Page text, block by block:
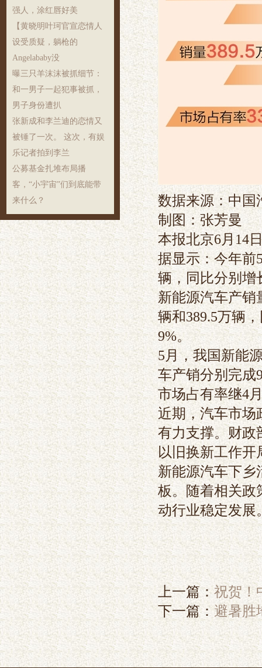
强人，涂红唇好美
【黄晓明叶珂官宣恋情人
设受质疑，躺枪的
Angelababy没
曝三只羊沫沫被抓细节：
和一男子一起犯事被抓，
男子身份遭扒
张新成和李兰迪的恋情又
被锤了一次。 这次，有娱
乐记者拍到李兰
公募基金扎堆布局播
客，“小宇宙”们到底能带
来什么？
数据来源：中国
制图：张芳曼
本报北京6月14
据显示：今年前
辆，同比分别增
新能源汽车产销
辆和389.5万辆
9%。
5月，我国新能
车产销分别完成
市场占有率继4
近期，汽车市场
有力支撑。财政
以旧换新工作开
新能源汽车下乡
板。随着相关政
动行业稳定发展
上一篇：祝贺！
下一篇：避暑胜